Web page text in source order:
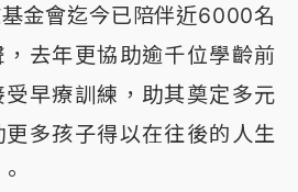
金會迄今已陪伴近6000名
去年更協助逾千位學齡前
早療訓練，助其奠定多元
多孩子得以在往後的人生